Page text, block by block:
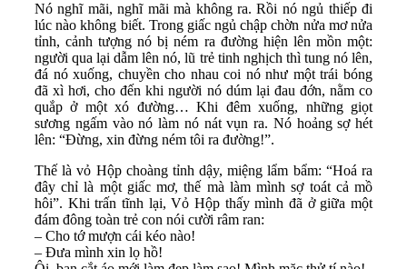
Nó nghĩ mãi, nghĩ mãi mà không ra. Rồi nó ngủ thiếp đi
lúc nào không biết. Trong giấc ngủ chập chờn nửa mơ nửa
tỉnh, cảnh tượng nó bị ném ra đường hiện lên mồn một:
người qua lại dẫm lên nó, lũ trẻ tinh nghịch thì tung nó lên,
đá nó xuống, chuyền cho nhau coi nó như một trái bóng
đã xì hơi, cho đến khi người nó dúm lại đau đớn, nằm co
quắp ở một xó đường… Khi đêm xuống, những giọt
sương ngấm vào nó làm nó nát vụn ra. Nó hoảng sợ hét
lên: “Đừng, xin đừng ném tôi ra đường!”.
Thế là vỏ Hộp choàng tỉnh dậy, miệng lẩm bẩm: “Hoá ra
đây chỉ là một giấc mơ, thế mà làm mình sợ toát cả mồ
hôi”. Khi trấn tĩnh lại, Vỏ Hộp thấy mình đã ở giữa một
đám đông toàn trẻ con nói cười râm ran:
– Cho tớ mượn cái kéo nào!
– Đưa mình xin lọ hồ!